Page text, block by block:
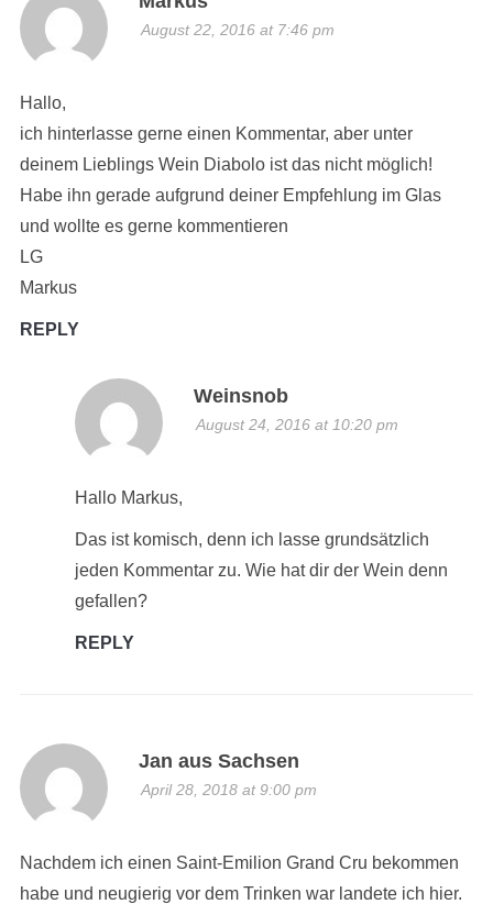
August 22, 2016 at 7:46 pm
Hallo,
ich hinterlasse gerne einen Kommentar, aber unter
deinem Lieblings Wein Diabolo ist das nicht möglich!
Habe ihn gerade aufgrund deiner Empfehlung im Glas
und wollte es gerne kommentieren
LG
Markus
REPLY
Weinsnob
August 24, 2016 at 10:20 pm
Hallo Markus,
Das ist komisch, denn ich lasse grundsätzlich
jeden Kommentar zu. Wie hat dir der Wein denn
gefallen?
REPLY
Jan aus Sachsen
April 28, 2018 at 9:00 pm
Nachdem ich einen Saint-Emilion Grand Cru bekommen
habe und neugierig vor dem Trinken war landete ich hier.